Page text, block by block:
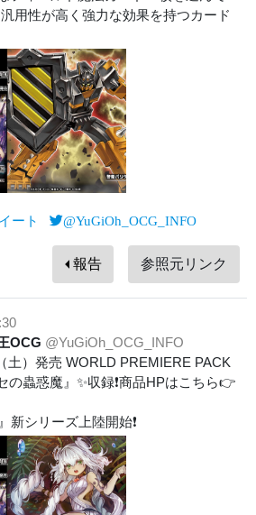
汎用性が高く強力な効果を持つカード
ート @YuGiOh_OCG_INFO
報告 参照元リンク
OCG @YuGiOh_OCG_INFO
土）発売 WORLD PREMIERE PACK
の蟲惑魔』✨収録❗️商品HPはこちら👉
シリーズ上陸開始❗️